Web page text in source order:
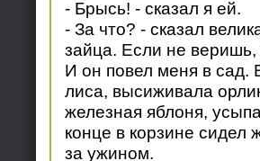
- Брысь! - сказал я ей.
- За что? - сказал
зайца. Если не
И он повел меня в сад.
лиса, высиживала
железная яблоня,
конце в корзине сидел
за ужином.